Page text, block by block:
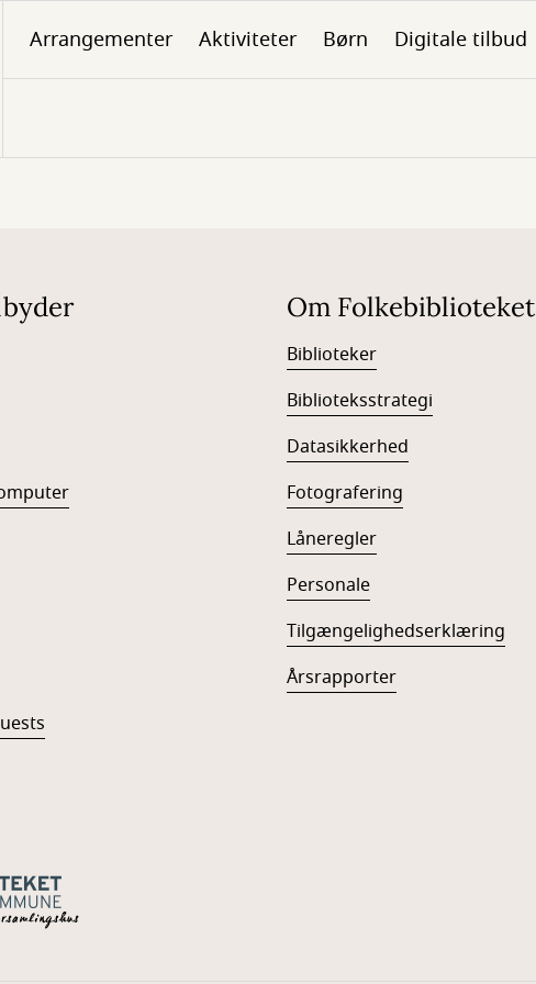
Arrangementer Aktiviteter Børn Digitale tilbud
Om Folkebiblioteket
Biblioteker
Biblioteksstrategi
Datasikkerhed
Fotografering
Låneregler
Personale
Tilgængelighedserklæring
Årsrapporter